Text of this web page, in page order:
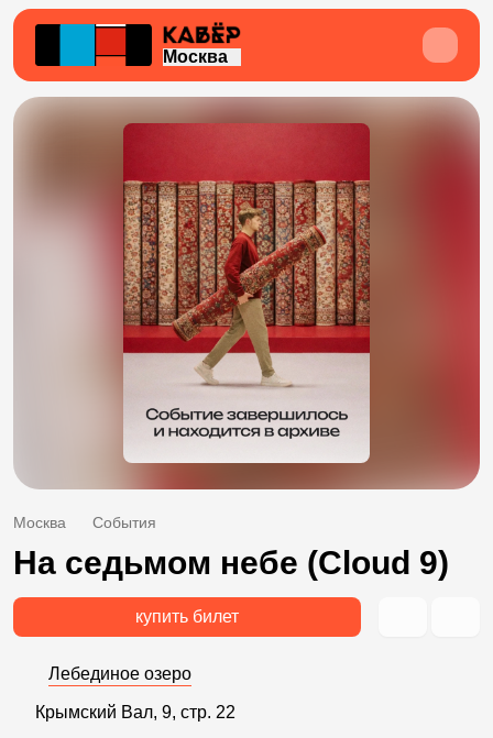
Москва
Москва События
На седьмом небе (Cloud 9)
купить билет
Лебединое озеро
Крымский Вал, 9, стр. 22